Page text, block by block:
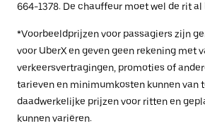
664-1378. De chauffeur moet wel de rit
*Voorbeeldprijzen voor passagiers zijn
voor UberX en geven geen rekening met
verkeersvertragingen, promoties of
tarieven en minimumkosten kunnen van
daadwerkelijke prijzen voor ritten en
kunnen variëren.